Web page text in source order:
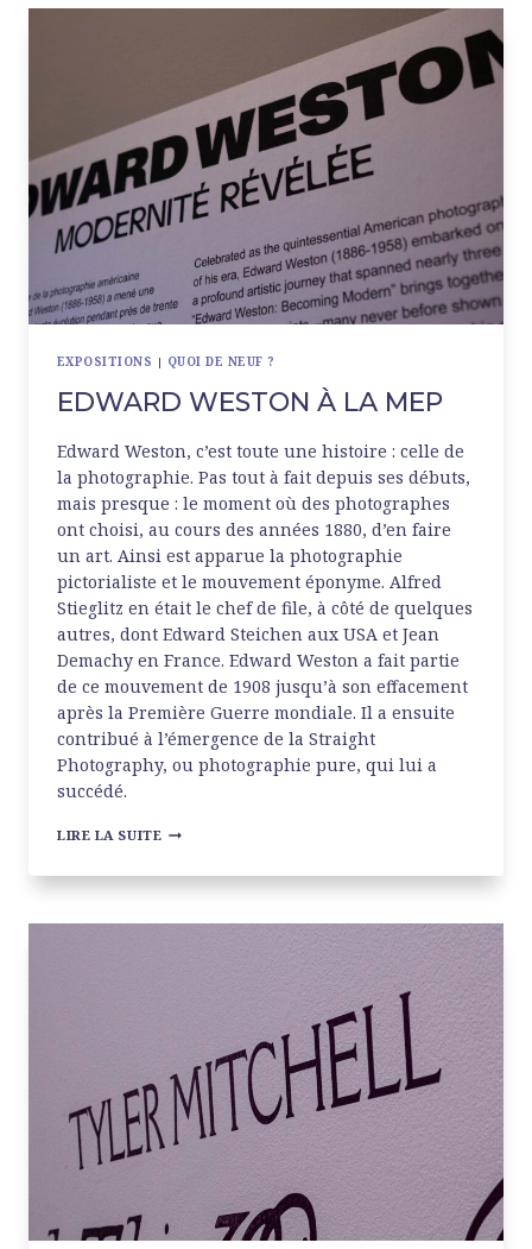
EXPOSITIONS | QUOI DE NEUF ?
EDWARD WESTON À LA MEP
Edward Weston, c’est toute une histoire : celle de
la photographie. Pas tout à fait depuis ses débuts,
mais presque : le moment où des photographes
ont choisi, au cours des années 1880, d’en faire
un art. Ainsi est apparue la photographie
pictorialiste et le mouvement éponyme. Alfred
Stieglitz en était le chef de file, à côté de quelques
autres, dont Edward Steichen aux USA et Jean
Demachy en France. Edward Weston a fait partie
de ce mouvement de 1908 jusqu’à son effacement
après la Première Guerre mondiale. Il a ensuite
contribué à l’émergence de la Straight
Photography, ou photographie pure, qui lui a
succédé.
LIRE LA SUITE EDWARD
À